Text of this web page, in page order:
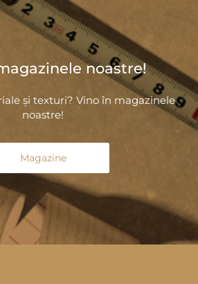
noastre!
și texturi? Vino în magazinele
noastre!
Magazine